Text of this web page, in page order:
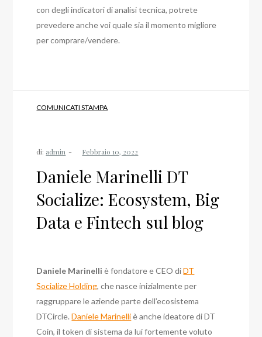
con degli indicatori di analisi tecnica, potrete
prevedere anche voi quale sia il momento migliore
per comprare/vendere.
COMUNICATI STAMPA
di: admin
Daniele Marinelli DT
Socialize: Ecosystem, Big
Data e Fintech sul blog
Daniele Marinelli è fondatore e CEO diDT
Socialize Holding, che nasce inizialmente per
raggruppare le aziende parte dell’ecosistema
DTCircle.Daniele Marinelliè anche ideatore di DT
Coin, il token di sistema da lui fortemente voluto